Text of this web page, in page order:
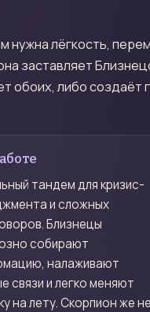
лёгкость,
заставляет
либо создаёт
тандем для кризис-
и сложных
Близнецы
собирают
налаживают
связи и легко меняют
на лету. Скорпион же не